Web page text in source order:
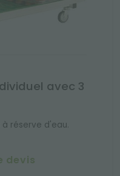
avec 3
à réserve d'eau.
devis